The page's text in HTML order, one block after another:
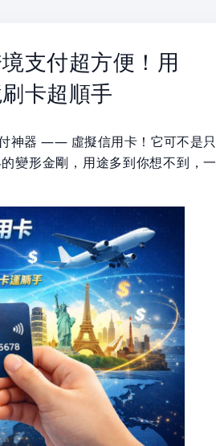
支付超方便！用
卡超順手
神器 —— 虛擬信用卡！它可不是只
變形金剛，用途多到你想不到，一